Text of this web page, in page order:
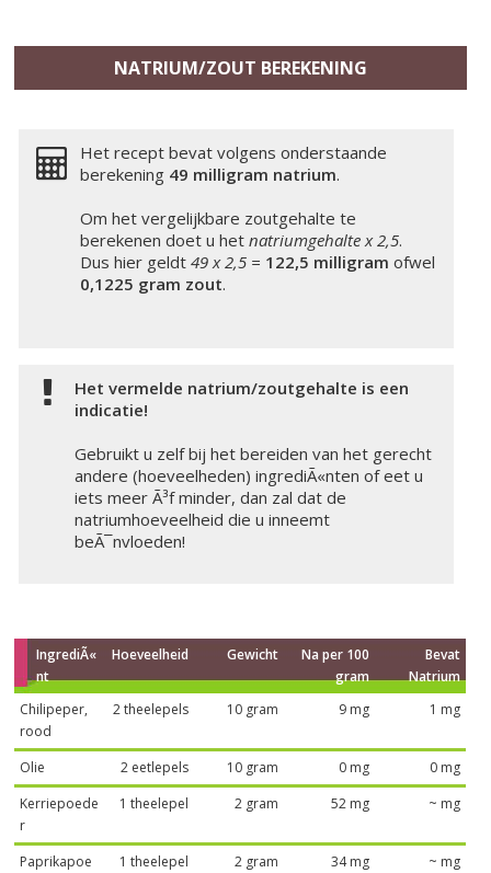
NATRIUM/ZOUT BEREKENING
Het recept bevat volgens onderstaande
berekening 49 milligram natrium.
Om het vergelijkbare zoutgehalte te
berekenen doet u hetnatriumgehalte x 2,5.
Dus hier geldt49 x 2,5 = 122,5 milligram ofwel
0,1225 gram zout.
Het vermelde natrium/zoutgehalte is een
indicatie!
Gebruikt u zelf bij het bereiden van het gerecht
andere (hoeveelheden) ingrediÃ«nten of eet u
iets meer Ã³f minder, dan zal dat de
natriumhoeveelheid die u inneemt
beÃ¯nvloeden!
IngrediÃ«
nt
Hoeveelheid Gewicht
Na per 100
gram
Bevat
Natrium
Chilipeper,
rood
2 theelepels 10 gram 9 mg 1 mg
Olie 2 eetlepels 10 gram 0 mg
0 mg
Kerriepoede
r
1 theelepel 2 gram 52 mg ~ mg
Paprikapoe
1 theelepel 2 gram 34 mg ~ mg